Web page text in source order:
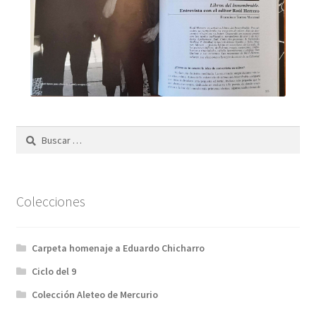
Buscar:
Colecciones
Carpeta homenaje a Eduardo Chicharro
Ciclo del 9
Colección Aleteo de Mercurio